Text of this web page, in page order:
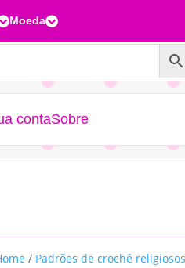
Moeda
contaSobre
/ Padrões de crochê religiosos